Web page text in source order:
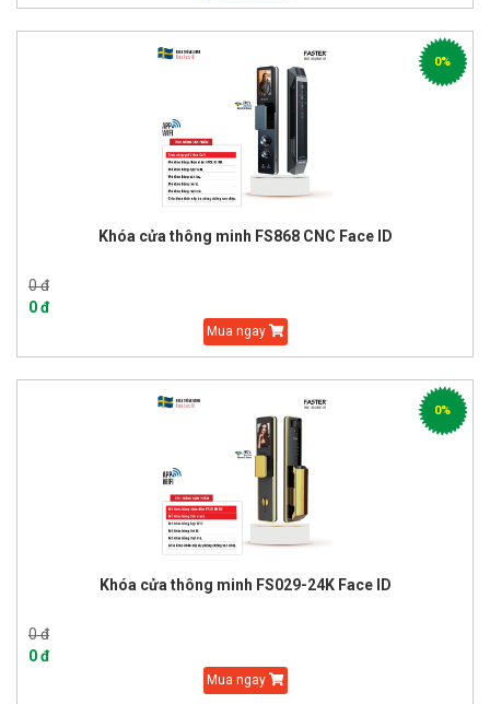
Khóa cửa thông minh FS868 CNC Face ID
0 đ
0 đ
Mua ngay
0%
Khóa cửa thông minh FS029-24K Face ID
0 đ
0 đ
Mua ngay
0%